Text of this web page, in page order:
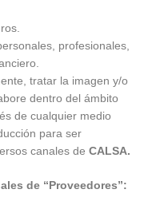
profesionales,
tratar la imagen y/o
dentro del ámbito
de cualquier medio
para ser
canales de CALSA.
de “Proveedores”: